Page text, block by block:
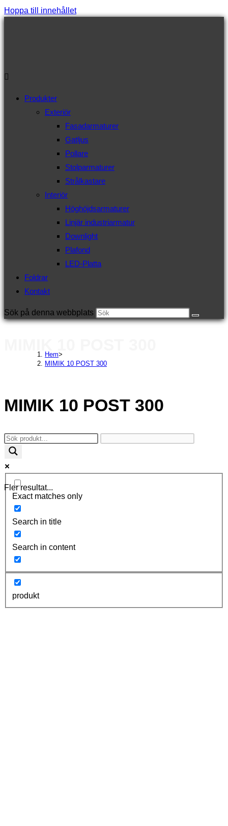
Hoppa till innehållet
Produkter
Exteriör
Fasadarmaturer
Gatljus
Pollare
Stolparmaturer
Strålkastare
Interiör
Höghöjdsarmaturer
Linjär industriarmatur
Downlight
Plafond
LED-Platta
Foldrar
Kontakt
Sök på denna webbplats
Hem>
MIMIK 10 POST 300
MIMIK 10 POST 300
Fler resultat...
Exact matches only
Search in title
Search in content
produkt